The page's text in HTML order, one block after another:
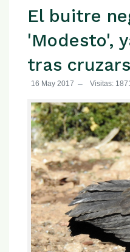
El buitre
'Modesto',
tras
16 May 2017 Visitas: